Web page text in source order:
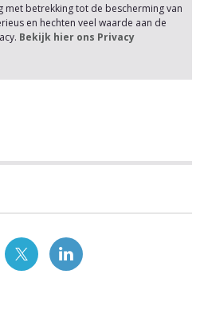
met betrekking tot de bescherming van
en hechten veel waarde aan de
Bekijk hier ons Privacy